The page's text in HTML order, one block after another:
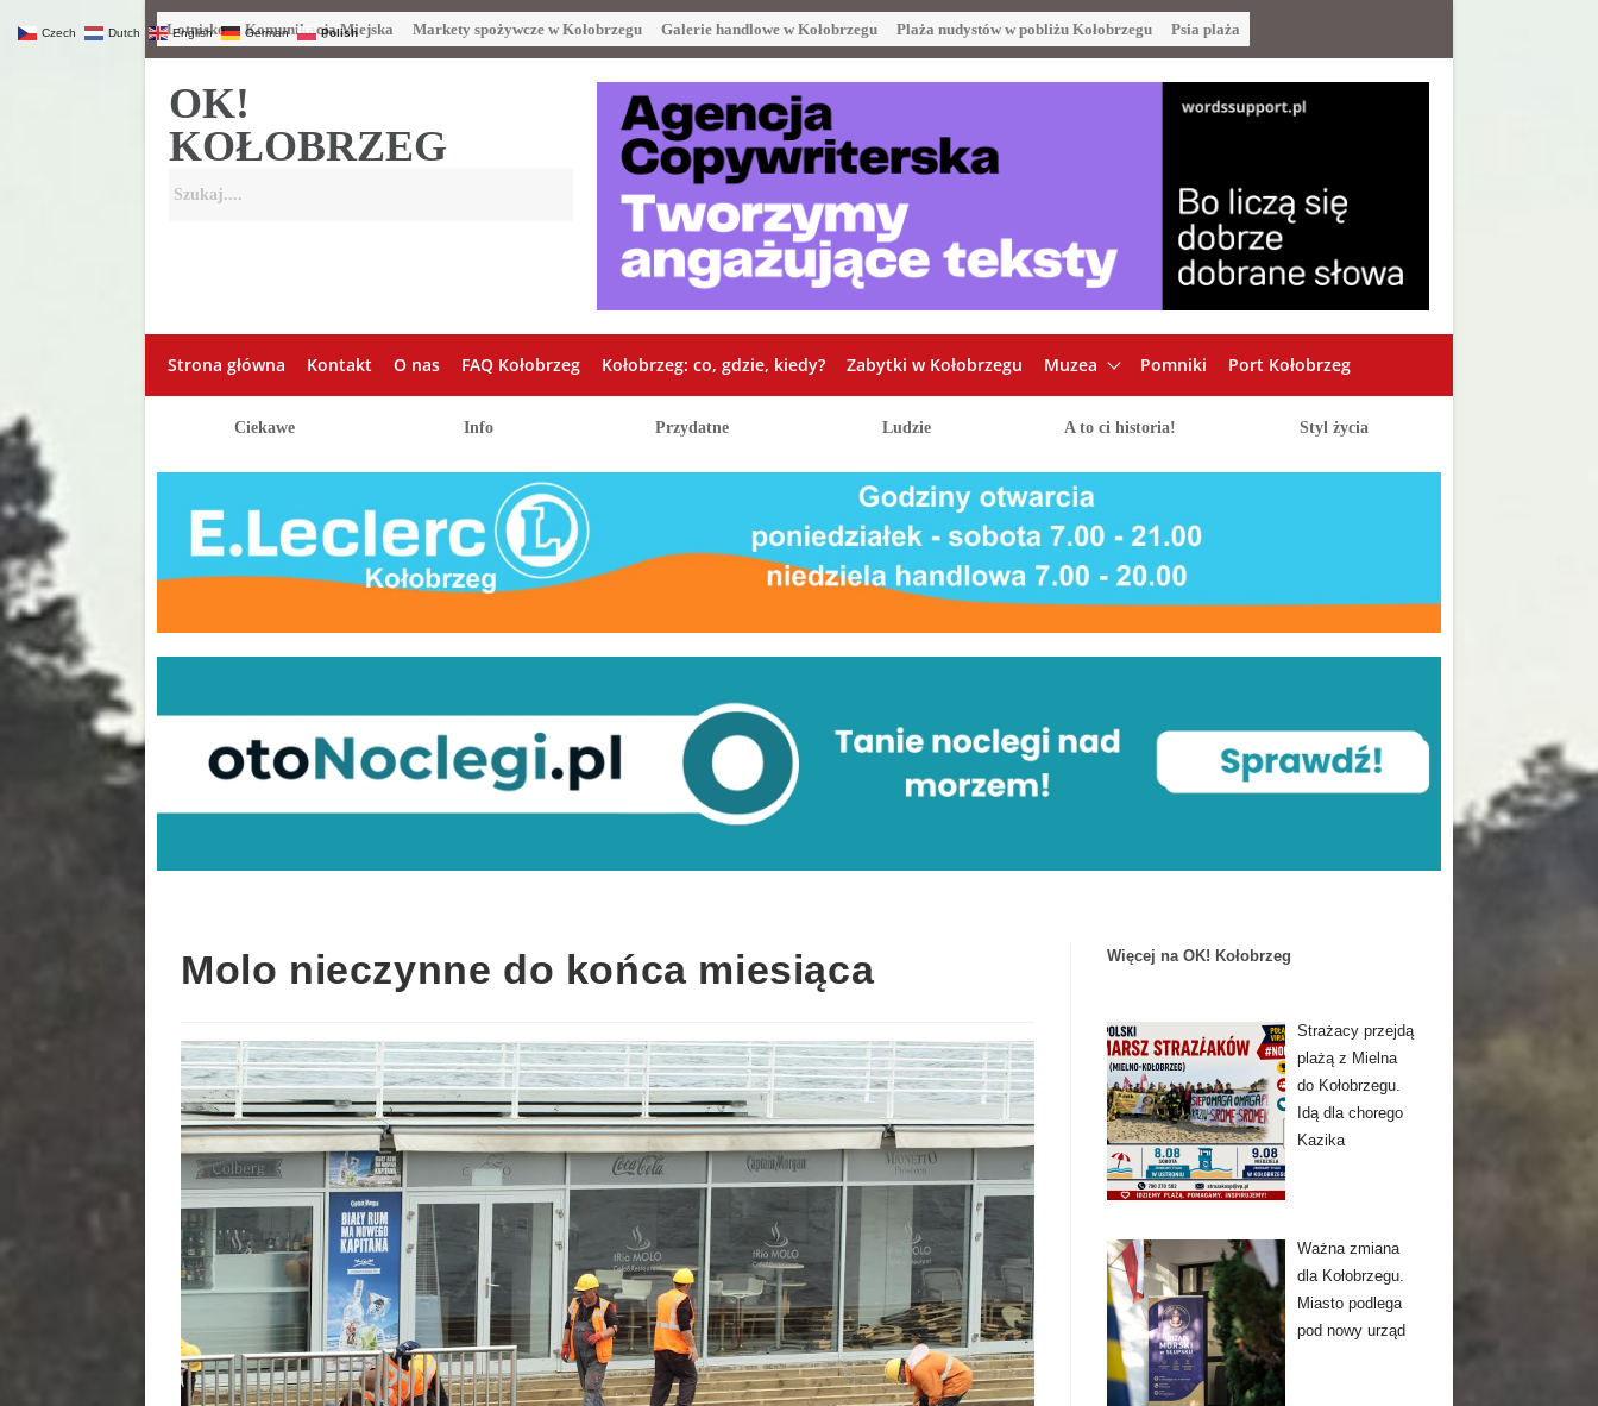
Lotnisko Komunikacja Miejska Markety spożywcze w Kołobrzegu Galerie handlowe w Kołobrzegu Plaża nudystów w pobliżu Kołobrzegu Psia plaża
OK!
KOŁOBRZEG
Strona główna Kontakt O nas FAQ Kołobrzeg Kołobrzeg: co, gdzie, kiedy? Zabytki w Kołobrzegu Muzea Pomniki Port Kołobrzeg
Ciekawe Info Przydatne Ludzie A to ci historia! Styl życia
Molo nieczynne do końca miesiąca Więcej na OK! Kołobrzeg
Strażacy przejdą
plażą z Mielna
do Kołobrzegu.
Idą dla chorego
Kazika
Ważna zmiana
dla Kołobrzegu.
Miasto podlega
pod nowy urząd
Czech Dutch English German Polish